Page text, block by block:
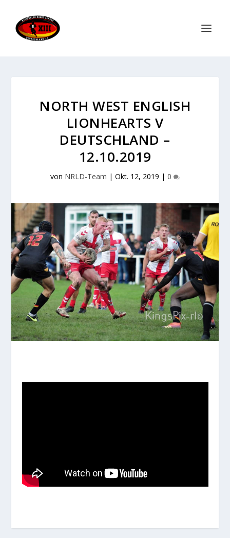
NORTH WEST ENGLISH
LIONHEARTS V
DEUTSCHLAND –
12.10.2019
von NRLD-Team | Okt. 12, 2019 | 0